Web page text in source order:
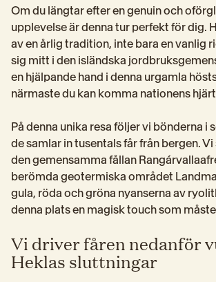
Om du längtar efter en genuin och
upplevelse är denna tur perfekt för dig.
av en årlig tradition, inte bara en vanlig
sig mitt i den isländska
en hjälpande hand i denna urgamla
närmaste du kan komma nationens
På denna unika resa följer vi bönderna i
de samlar in tusentals får från bergen.
den gemensamma fållan
berömda geotermiska området
gula, röda och gröna nyanserna av
denna plats en magisk touch som
Vi driver fåren nedanför
Heklas sluttningar